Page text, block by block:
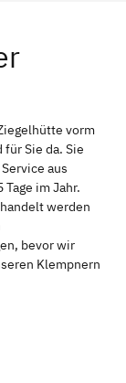
Mittelfranken
vorm
Sie da. Sie
aus
im Jahr.
werden
bevor wir
Klempnern